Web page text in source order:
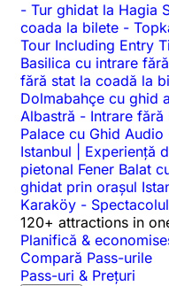
- Tur ghidat la Hagia
coada la bilete -
Tour Including Entry
Basilica cu intrare
fără stat la coadă la
Dolmabahçe cu ghid
Albastră - Intrare
Palace cu Ghid Audio
Istanbul | Experiență
pietonal Fener Balat
ghidat prin orașul
Karaköy -
120+ attractions in
Planifică &
Compară Pass-urile
Pass-uri & Prețuri